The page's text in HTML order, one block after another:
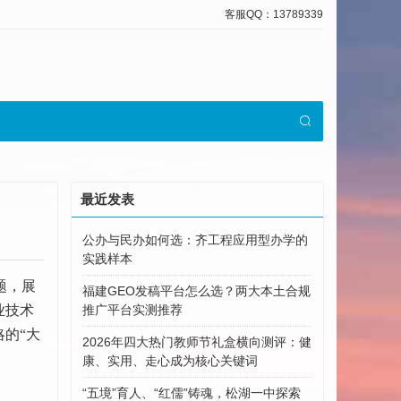
客服QQ：13789339
，展
技术
“大
最近发表
公办与民办如何选：齐工程应用型办学的
实践样本
福建GEO发稿平台怎么选？两大本土合规
推广平台实测推荐
2026年四大热门教师节礼盒横向测评：健
康、实用、走心成为核心关键词
“五境”育人、“红儒”铸魂，松湖一中探索